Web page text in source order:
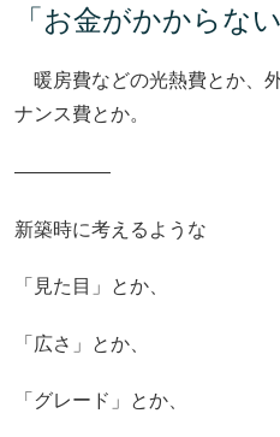
「お金がかからな
暖房費などの光熱費とか、
ナンス費とか。
―――――
新築時に考えるような
「見た目」とか、
「広さ」とか、
「グレード」とか、